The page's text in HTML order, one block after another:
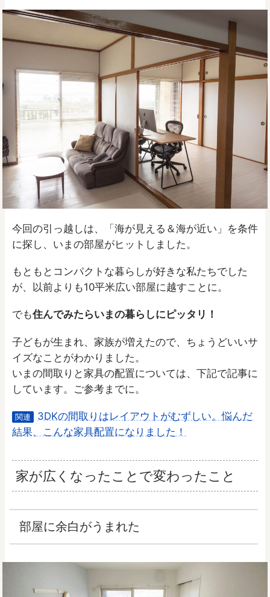
今回の引っ越しは、「海が見える＆海が近い」を条件
に探し、いまの部屋がヒットしました。
もともとコンパクトな暮らしが好きな私たちでした
が、以前よりも10平米広い部屋に越すことに。
でも住んでみたらいまの暮らしにピッタリ！
子どもが生まれ、家族が増えたので、ちょうどいいサ
イズなことがわかりました。
いまの間取りと家具の配置については、下記で記事に
しています。ご参考までに。
関連
3DKの間取りはレイアウトがむずしい。悩んだ
結果、こんな家具配置になりました！
家が広くなったことで変わったこと
部屋に余白がうまれた